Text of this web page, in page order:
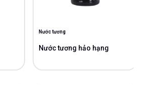
Nước tương
Nước tương hảo hạng